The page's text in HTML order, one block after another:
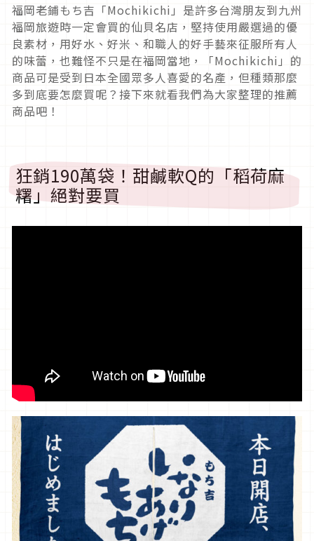
福岡老鋪もち吉「Mochikichi」是許多台灣朋友到九州
福岡旅遊時一定會買的仙貝名店，堅持使用嚴選過的優
良素材，用好水、好米、和職人的好手藝來征服所有人
的味蕾，也難怪不只是在福岡當地，「Mochikichi」的
商品可是受到日本全國眾多人喜愛的名產，但種類那麼
多到底要怎麼買呢？接下來就看我們為大家整理的推薦
商品吧！
狂銷190萬袋！甜鹹軟Q的「稻荷麻
糬」絕對要買